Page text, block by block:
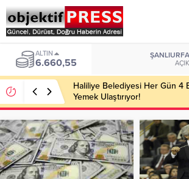
ALTIN
6.660,55
ŞANLIURFA
AÇIK
Haliliye Belediyesi Her Gün 4
Yemek Ulaştırıyor!